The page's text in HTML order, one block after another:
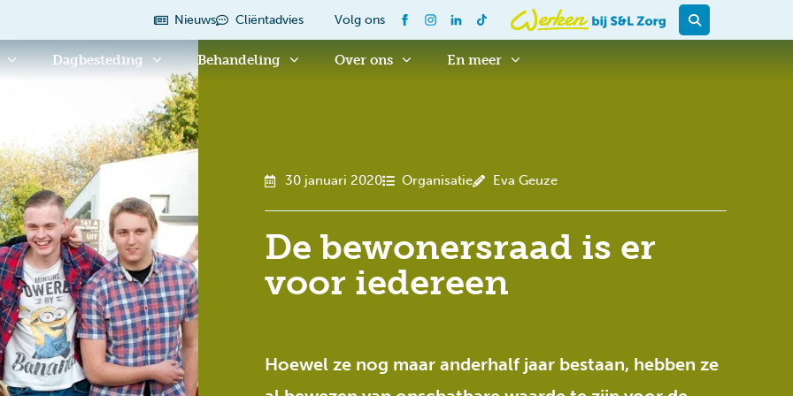
Nieuws Cliëntadvies Volg ons
Dagbesteding Behandeling Over ons En meer
30 januari 2020 Organisatie Eva Geuze
De bewonersraad is er
voor iedereen
Hoewel ze nog maar anderhalf jaar bestaan, hebben ze